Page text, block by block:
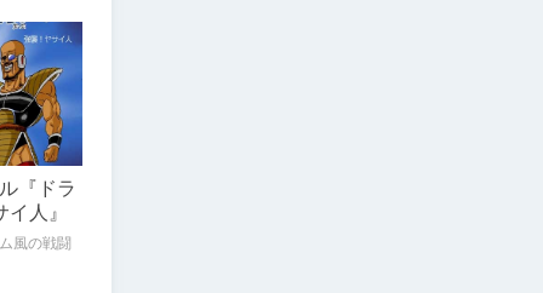
『ドラ
人』
風の戦闘